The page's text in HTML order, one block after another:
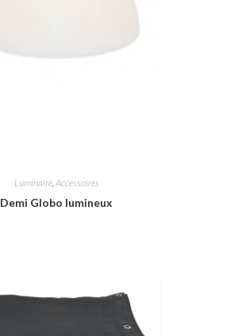
Luminaire, Accessoires
Demi Globo lumineux